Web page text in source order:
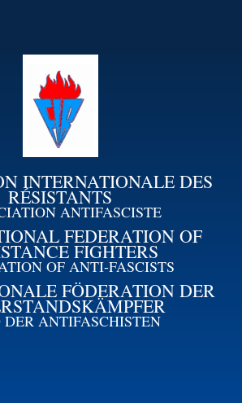
INTERNATIONALE DES
RÉSISTANTS
ANTIFASCISTE
FEDERATION OF
FIGHTERS
OF ANTI-FASCISTS
FÖDERATION DER
ANTIFASCHISTEN